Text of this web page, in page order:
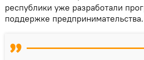
республики уже разработали
поддержке предпринимательства.